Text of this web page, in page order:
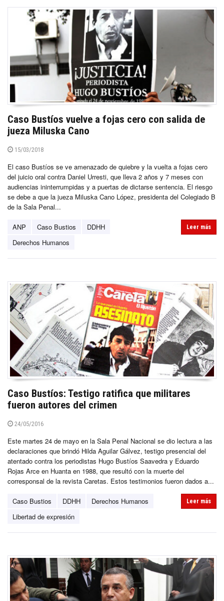
Caso Bustíos vuelve a fojas cero con salida de
jueza Miluska Cano
15/03/2018
El caso Bustíos se ve amenazado de quiebre y la vuelta a fojas cero
del juicio oral contra Daniel Urresti, que lleva 2 años y 7 meses con
audiencias ininterrumpidas y a puertas de dictarse sentencia. El riesgo
se debe a que la jueza Miluska Cano López, presidenta del Colegiado B
de la Sala Penal...
ANP Caso Bustios
DDHH
Derechos Humanos
Leer más
Caso Bustíos: Testigo ratifica que militares
fueron autores del crimen
24/05/2016
Este martes 24 de mayo en la Sala Penal Nacional se dio lectura a las
declaraciones que brindó Hilda Aguilar Gálvez, testigo presencial del
atentado contra los periodistas Hugo Bustíos Saavedra y Eduardo
Rojas Arce en Huanta en 1988, que resultó con la muerte del
corresponsal de la revista Caretas. Estos testimonios fueron dados a...
Caso Bustios DDHH
Derechos Humanos
Libertad de expresión
Leer más